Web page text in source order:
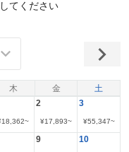
てください
木 金 土
18,362~
2
¥17,893~
3
¥55,347~
9 10